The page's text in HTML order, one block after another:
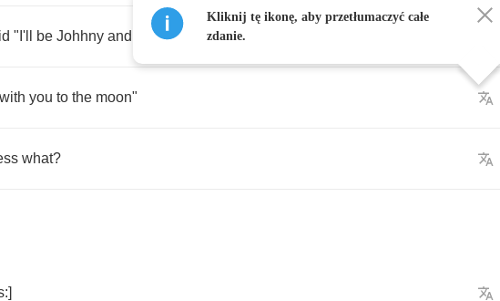
" I'll be Johhny and you be June
with you to the moon"
what?
:]
Kliknij tę ikonę, aby przetłumaczyć całe
zdanie.